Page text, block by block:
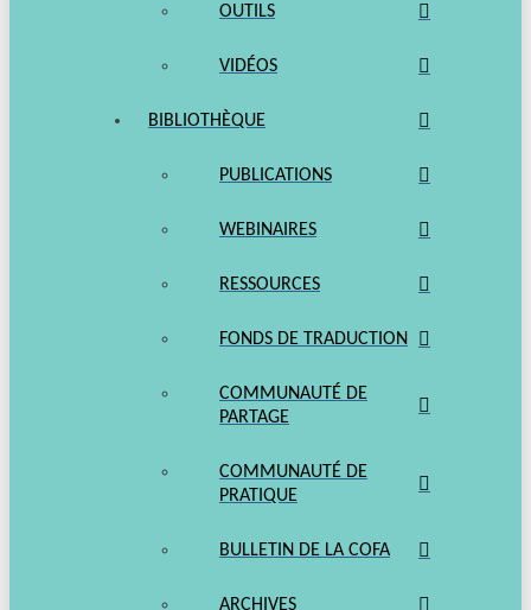
OUTILS
VIDÉOS
BIBLIOTHÈQUE
PUBLICATIONS
WEBINAIRES
RESSOURCES
FONDS DE TRADUCTION
COMMUNAUTÉ DE
PARTAGE
COMMUNAUTÉ DE
PRATIQUE
BULLETIN DE LA COFA
ARCHIVES